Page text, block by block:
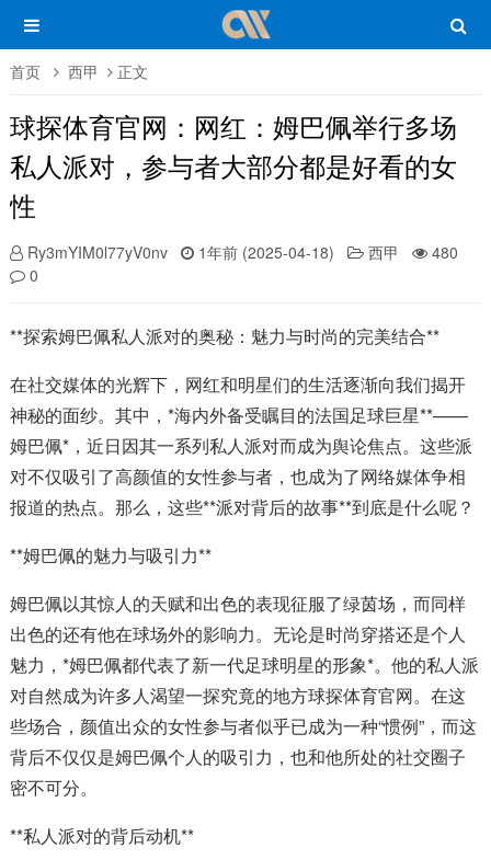
首页 西甲 正文
球探体育官网：网红：姆巴佩举行多场
私人派对，参与者大部分都是好看的女
性
Ry3mYIM0l77yV0nv 1年前 (2025-04-18) 西甲
480
0
**探索姆巴佩私人派对的奥秘：魅力与时尚的完美结合**
在社交媒体的光辉下，网红和明星们的生活逐渐向我们揭开
神秘的面纱。其中，*海内外备受瞩目的法国足球巨星**——
姆巴佩*，近日因其一系列私人派对而成为舆论焦点。这些派
对不仅吸引了高颜值的女性参与者，也成为了网络媒体争相
报道的热点。那么，这些**派对背后的故事**到底是什么呢？
**姆巴佩的魅力与吸引力**
姆巴佩以其惊人的天赋和出色的表现征服了绿茵场，而同样
出色的还有他在球场外的影响力。无论是时尚穿搭还是个人
魅力，*姆巴佩都代表了新一代足球明星的形象*。他的私人派
对自然成为许多人渴望一探究竟的地方球探体育官网。在这
些场合，颜值出众的女性参与者似乎已成为一种“惯例”，而这
背后不仅仅是姆巴佩个人的吸引力，也和他所处的社交圈子
密不可分。
**私人派对的背后动机**